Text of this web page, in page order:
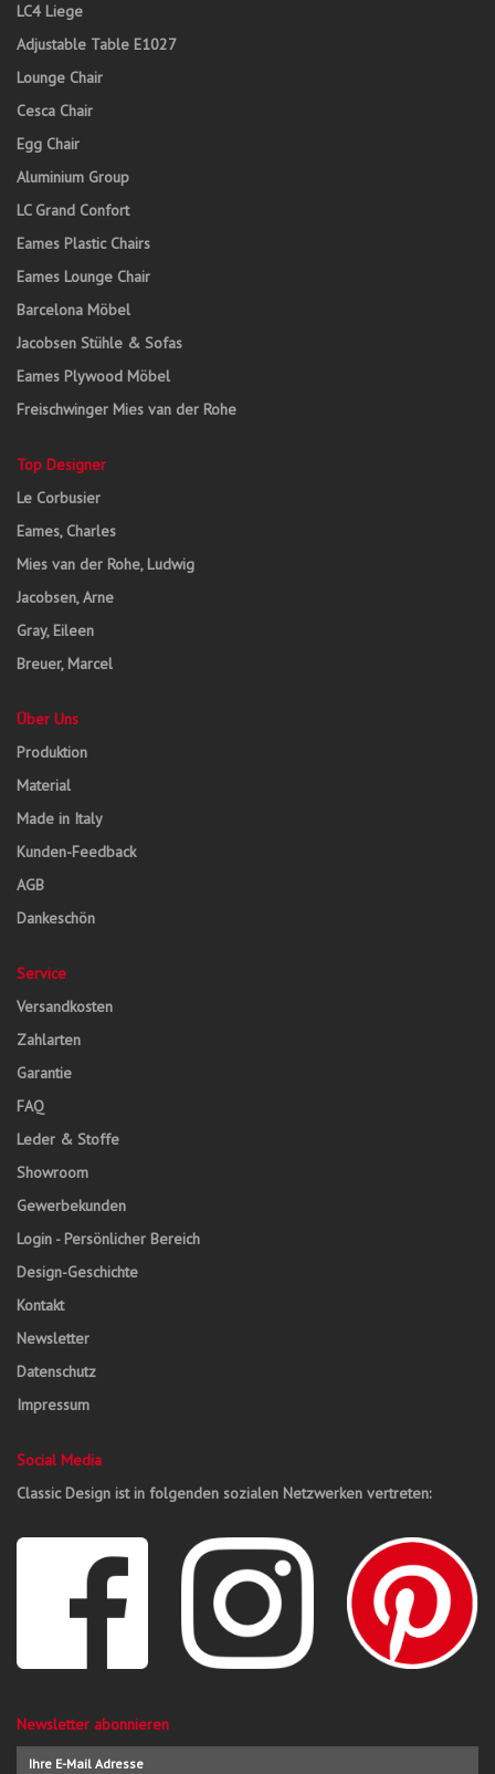
LC4 Liege
Adjustable Table E1027
Lounge Chair
Cesca Chair
Egg Chair
Aluminium Group
LC Grand Confort
Eames Plastic Chairs
Eames Lounge Chair
Barcelona Möbel
Jacobsen Stühle & Sofas
Eames Plywood Möbel
Freischwinger Mies van der Rohe
Top Designer
Le Corbusier
Eames, Charles
Mies van der Rohe, Ludwig
Jacobsen, Arne
Gray, Eileen
Breuer, Marcel
Über Uns
Produktion
Material
Made in Italy
Kunden-Feedback
AGB
Dankeschön
Service
Versandkosten
Zahlarten
Garantie
FAQ
Leder & Stoffe
Showroom
Gewerbekunden
Login - Persönlicher Bereich
Design-Geschichte
Kontakt
Newsletter
Datenschutz
Impressum
Social Media
Classic Design ist in folgenden sozialen Netzwerken vertreten:
Newsletter abonnieren